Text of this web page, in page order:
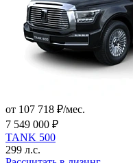
от 107 718 ₽/мес.
7 549 000 ₽
TANK 500
299 л.с.